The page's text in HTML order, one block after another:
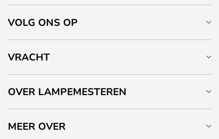
VOLG ONS OP
VRACHT
OVER LAMPEMESTEREN
MEER OVER